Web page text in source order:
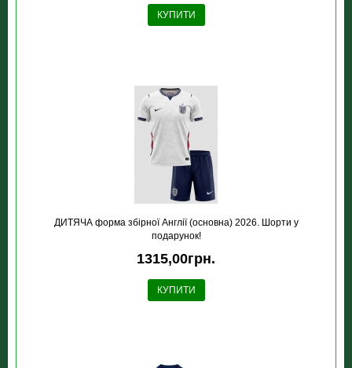
КУПИТИ
ДИТЯЧА форма збірної Англії (основна) 2026. Шорти у
подарунок!
1315,00грн.
КУПИТИ